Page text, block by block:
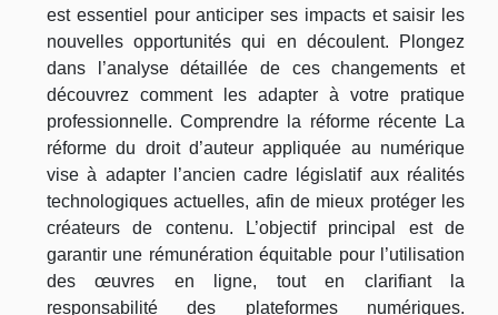
est essentiel pour anticiper ses impacts et saisir les
nouvelles opportunités qui en découlent. Plongez
dans l’analyse détaillée de ces changements et
découvrez comment les adapter à votre pratique
professionnelle. Comprendre la réforme récente La
réforme du droit d’auteur appliquée au numérique
vise à adapter l’ancien cadre législatif aux réalités
technologiques actuelles, afin de mieux protéger les
créateurs de contenu. L’objectif principal est de
garantir une rémunération équitable pour l’utilisation
des œuvres en ligne, tout en clarifiant la
responsabilité des plateformes numériques.